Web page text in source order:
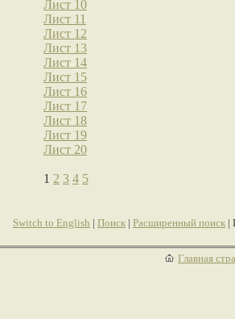
Лист 10
Лист 11
Лист 12
Лист 13
Лист 14
Лист 15
Лист 16
Лист 17
Лист 18
Лист 19
Лист 20
1 2 3 4 5
Switch to English | Поиск | Расширенный поиск |
Главная